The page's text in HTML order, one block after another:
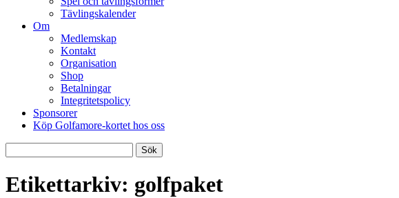
Tävlingskalender
Om
Medlemskap
Kontakt
Organisation
Shop
Betalningar
Integritetspolicy
Sponsorer
Köp Golfamore-kortet hos oss
efter:
Etikettarkiv: golfpaket